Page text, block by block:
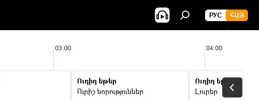
РУС ՀԱՅ
03:00 04:00
Ուղիղ եթեր
Ուրիշ նորություններ
Ուղիղ եթեր
Լուրեր